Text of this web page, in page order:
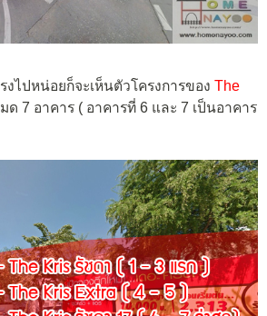
งไปหน่อยก็จะเห็นตัวโครงการของ The
ด 7 อาคาร ( อาคารที่ 6 และ 7 เป็นอาคาร